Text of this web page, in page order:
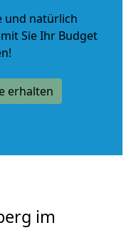
und natürlich
Sie Ihr Budget
erhalten
im